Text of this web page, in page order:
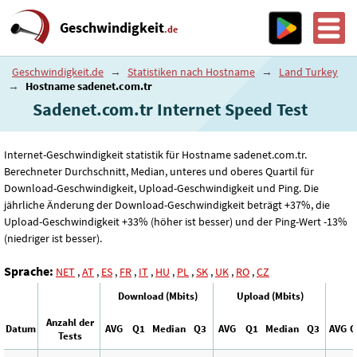
Geschwindigkeit.de
Geschwindigkeit.de → Statistiken nach Hostname →
Land Turkey
→
Hostname sadenet.com.tr
Sadenet.com.tr Internet Speed ​​Test
Internet-Geschwindigkeit statistik für Hostname sadenet.com.tr.
Berechneter Durchschnitt, Median, unteres und oberes Quartil für
Download-Geschwindigkeit, Upload-Geschwindigkeit und Ping. Die
jährliche Änderung der Download-Geschwindigkeit beträgt +37%, die
Upload-Geschwindigkeit +33% (höher ist besser) und der Ping-Wert -13%
(niedriger ist besser).
Sprache: NET ,AT , ES , FR , IT , HU , PL ,SK , UK , RO ,CZ
Download (Mbits) Upload (Mbits)
Datum
Anzahl der
Tests
AVG Q1 Median Q3 AVG Q1 Median Q3 AVG